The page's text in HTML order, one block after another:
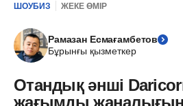
ШОУБИЗ ЖЕКЕ ӨМІР
Рамазан Есмағамбетов
Бұрынғы қызметкер
Отандық әнші
жағымды жаңалығын